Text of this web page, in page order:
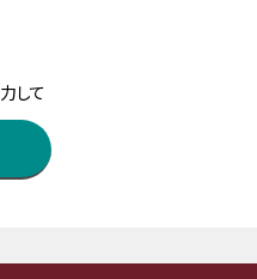
して